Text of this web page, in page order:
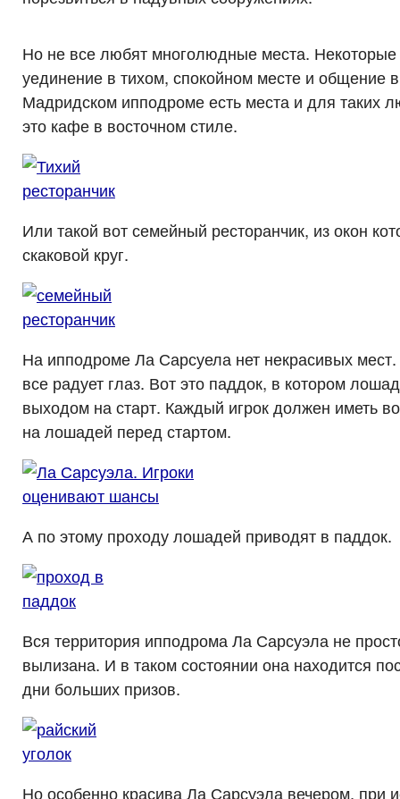
Но не все любят многолюдные места.
уединение в тихом, спокойном месте и общение
Мадридском ипподроме есть места и для таких
это кафе в восточном стиле.
Или такой вот семейный ресторанчик, из окон
скаковой круг.
На ипподроме Ла Сарсуела нет некрасивых
все радует глаз. Вот это паддок, в котором
выходом на старт. Каждый игрок должен иметь
на лошадей перед стартом.
А по этому проходу лошадей приводят в паддок.
Вся территория ипподрома Ла Сарсуэла не
вылизана. И в таком состоянии она находится
дни больших призов.
Но особенно красива Ла Сарсуэла вечером, при